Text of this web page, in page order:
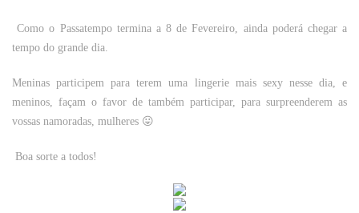
Como o Passatempo termina a 8 de Fevereiro, ainda poderá chegar a
tempo do grande dia.
Meninas participem para terem uma lingerie mais sexy nesse dia, e
meninos, façam o favor de também participar, para surpreenderem as
vossas namoradas, mulheres 😛
Boa sorte a todos!